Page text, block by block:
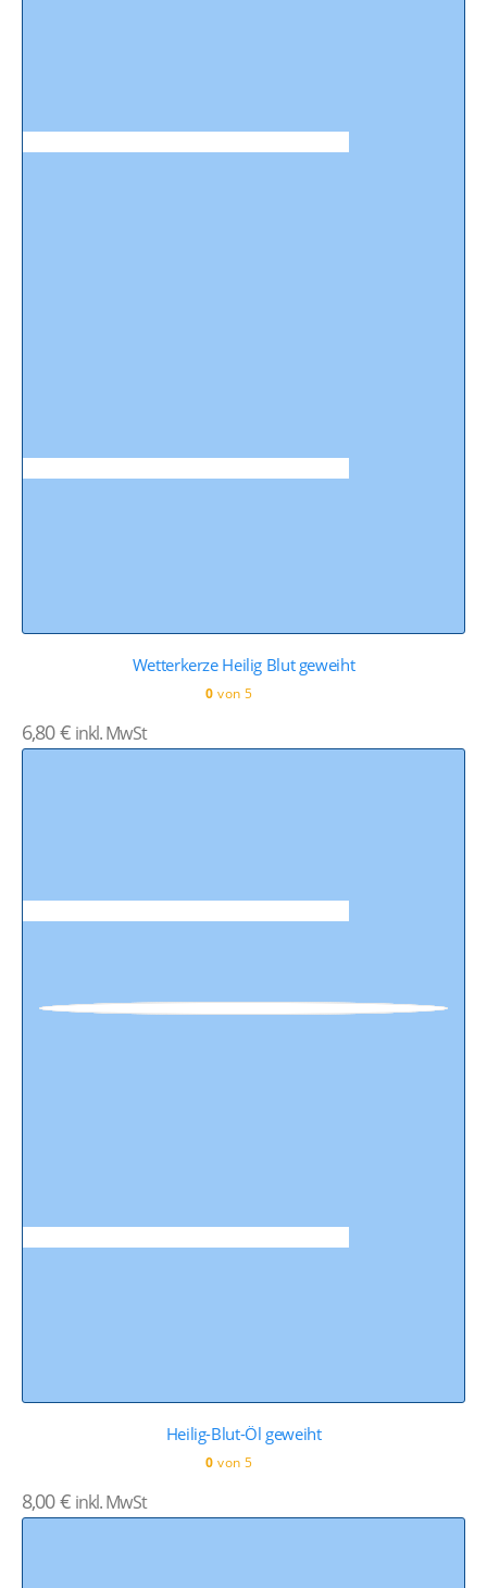
Wetterkerze Heilig Blut geweiht
0 von 5
6,80€ inkl. MwSt
Heilig-Blut-Öl geweiht
0 von 5
8,00€ inkl. MwSt